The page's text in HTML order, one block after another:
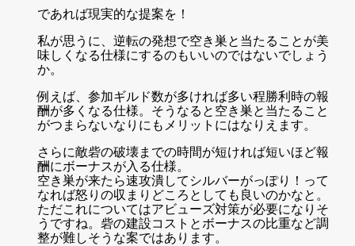
であれば現実的な提案を！
私が思うに、逆転の発想で空き巣と当たることが美
味しくなる仕様にするのもいいのではないでしょう
か。
例えば、参加ギルド数が多ければ多い程勝利時の報
酬が多くなる仕様。そうなると空き巣と当たること
がつまらないなりにもメリットにはなりえます。
さらに敵砦の破壊までの時間が短ければ短いほど報
酬にボーナスが入る仕様。
空き巣が来たら速攻潰してシルバーがっぽり！って
なれば怒りの収まりどころとしても良いのかなと。
ただこれについてはアビューズ対策が必要になりそ
うですね。砦の建設コストとボーナスの比重など調
整が難しそうな案ではあります。